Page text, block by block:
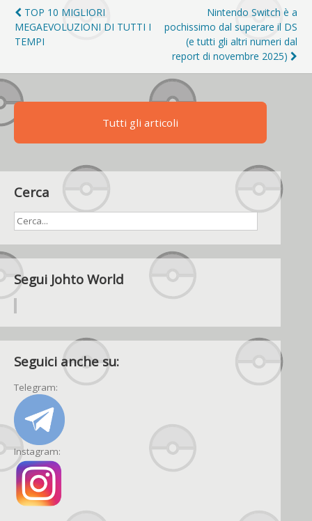
Navigazione
articoli
TOP 10 MIGLIORI
MEGAEVOLUZIONI DI TUTTI I
TEMPI
Nintendo Switch è a
pochissimo dal superare il DS
(e tutti gli altri numeri dal
report di novembre 2025)
Tutti gli articoli
Cerca
Segui Johto World
Seguici anche su:
Telegram:
Instagram: